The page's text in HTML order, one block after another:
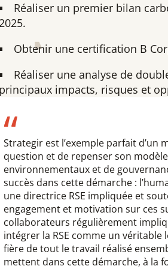
Réaliser un premier bilan
Obtenir une certification B
Réaliser une analyse de
principaux impacts, risques et
Strategir est l’exemple parfait d’un
question et de repenser son
environnementaux et de
succès dans cette démarche :
une directrice RSE impliquée et
engagement et motivation sur ces
collaborateurs régulièrement
intégrer la RSE comme un
fière de tout le travail réalisé
mettent dans cette démarche, à la